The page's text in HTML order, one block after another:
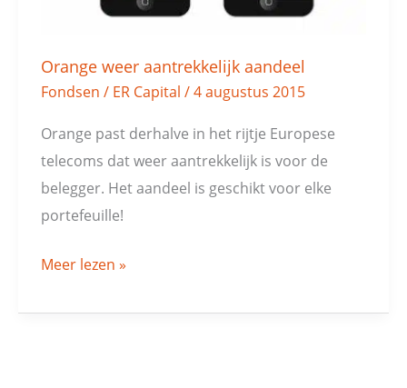
Orange weer aantrekkelijk aandeel
Fondsen / ER Capital /4 augustus 2015
Orange past derhalve in het rijtje Europese
telecoms dat weer aantrekkelijk is voor de
belegger. Het aandeel is geschikt voor elke
portefeuille!
Meer lezen »